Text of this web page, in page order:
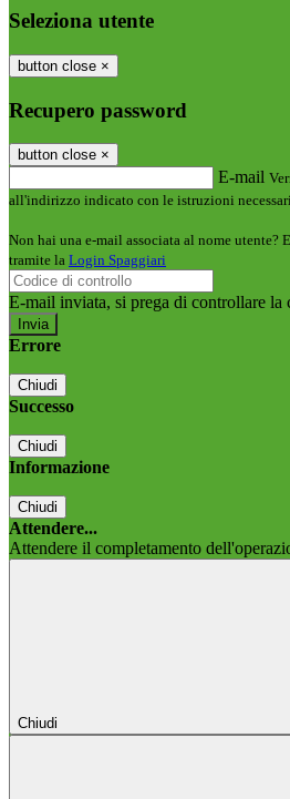
Seleziona utente
button close ×
Recupero password
button close ×
E-mail
all'indirizzo indicato con le istruzioni
Non hai una e-mail associata al nome utente?
tramite la Login Spaggiari
E-mail inviata, si prega di controllare la
Errore
Chiudi
Successo
Chiudi
Informazione
Chiudi
Attendere...
Attendere il completamento
Chiudi